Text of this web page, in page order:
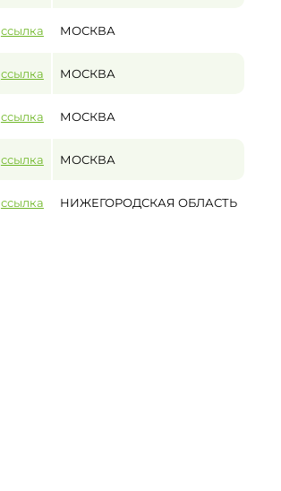
ссылка МОСКВА
ссылка МОСКВА
ссылка МОСКВА
ссылка МОСКВА
ссылка НИЖЕГОРОДСКАЯ ОБЛАСТЬ